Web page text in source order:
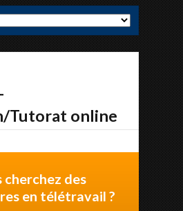
Tutorat online
cherchez des
en télétravail ?